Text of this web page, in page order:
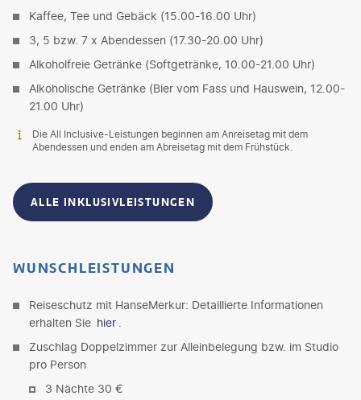
Kaffee, Tee und Gebäck (15.00-16.00 Uhr)
3, 5 bzw. 7 x Abendessen (17.30-20.00 Uhr)
Alkoholfreie Getränke (Softgetränke, 10.00-21.00 Uhr)
Alkoholische Getränke (Bier vom Fass und Hauswein, 12.00-
21.00 Uhr)
Die All Inclusive-Leistungen beginnen am Anreisetag mit dem
Abendessen und enden am Abreisetag mit dem Frühstück.
ALLE INKLUSIVLEISTUNGEN
WUNSCHLEISTUNGEN
Reiseschutz mit HanseMerkur: Detaillierte Informationen
erhalten Sie hier
Zuschlag Doppelzimmer zur Alleinbelegung bzw. im Studio
pro Person
3 Nächte 30 €